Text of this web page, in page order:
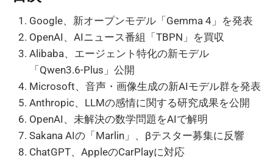
Google、新オープンモデル「Gemma 4」を発表
OpenAI、AIニュース番組「TBPN」を買収
Alibaba、エージェント特化の新モデル
「Qwen3.6-Plus」公開
Microsoft、音声・画像生成の新AIモデル群を発表
Anthropic、LLMの感情に関する研究成果を公開
OpenAI、未解決の数学問題をAIで解明
Sakana AIの「Marlin」、βテスター募集に反響
ChatGPT、AppleのCarPlayに対応